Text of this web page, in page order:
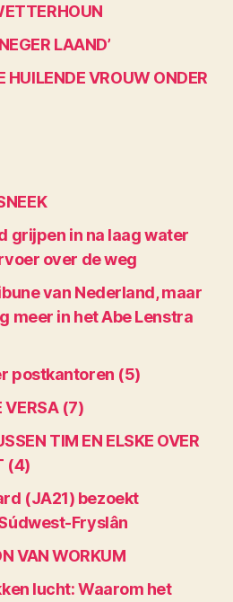
LAAND’
VROUW ONDER
grijpen in na laag water
over de weg
van Nederland, maar
meer in het Abe Lenstra
postkantoren (5)
VERSA (7)
TIM EN ELSKE OVER
(4)
(JA21) bezoekt
Fryslân
VAN WORKUM
lucht: Waarom het